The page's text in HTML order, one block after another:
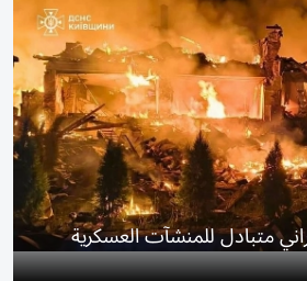
متبادل للمنشآت العسكرية